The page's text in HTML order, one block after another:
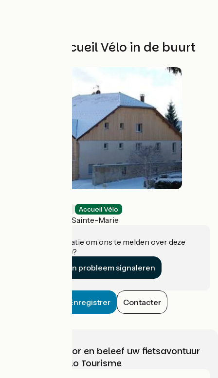
Andere Accueil Vélo in de buurt
Accueil Vélo
Labergement-Sainte-Marie
Heeft u informatie om ons te melden over deze
accommodatie?
Een probleem signaleren
Enregistrer Contacter
Kies, bereid voor en beleef uw fietsavontuur
met France Vélo Tourisme